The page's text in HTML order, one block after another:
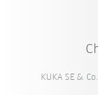
KUKA SE &